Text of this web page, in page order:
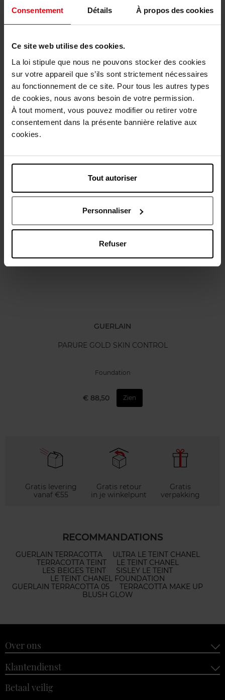
Consentement Détails À propos des cookies
Ce site web utilise des cookies.
La loi stipule que nous ne pouvons stocker des cookies
sur votre appareil que s’ils sont strictement nécessaires
au fonctionnement de ce site. Pour tous les autres types
de cookies, nous avons besoin de votre permission.
À tout moment, vous pouvez modifier ou retirer votre
consentement dans la présente bannière relative aux
cookies.
Tout autoriser
Personnaliser
Refuser
Beschrijving
Gebruiksadvies
Karakteristieken
Review Beleid inzake klantbeoordelingen
Nog iets vergeten ?
GUERLAIN
PARURE GOLD SKIN CONTROL
Foundation
€ 88,50 Zien
Gratis levering
vanaf €55
Gratis retour
in je winkelpunt
Gratis
verpakking
RECOMMANDATIONS
GUERLAIN TERRACOTTA
ULTRA LE TEINT CHANEL
TERRACOTTA TEINT
LE TEINT CHANEL
LES BEIGES TEINT
SISLEY LE TEINT
LE TEINT CHANEL FOUNDATION
GUERLAIN TERRACOTTA 05
TERRACOTTA MAKE UP
BLUSH GLOW
Over ons
Klantendienst
Betaal veilig